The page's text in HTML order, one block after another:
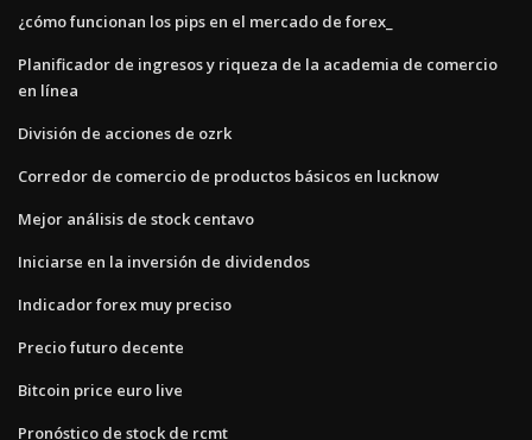
¿cómo funcionan los pips en el mercado de forex_
Planificador de ingresos y riqueza de la academia de comercio
en línea
División de acciones de ozrk
Corredor de comercio de productos básicos en lucknow
Mejor análisis de stock centavo
Iniciarse en la inversión de dividendos
Indicador forex muy preciso
Precio futuro decente
Bitcoin price euro live
Pronóstico de stock de rcmt